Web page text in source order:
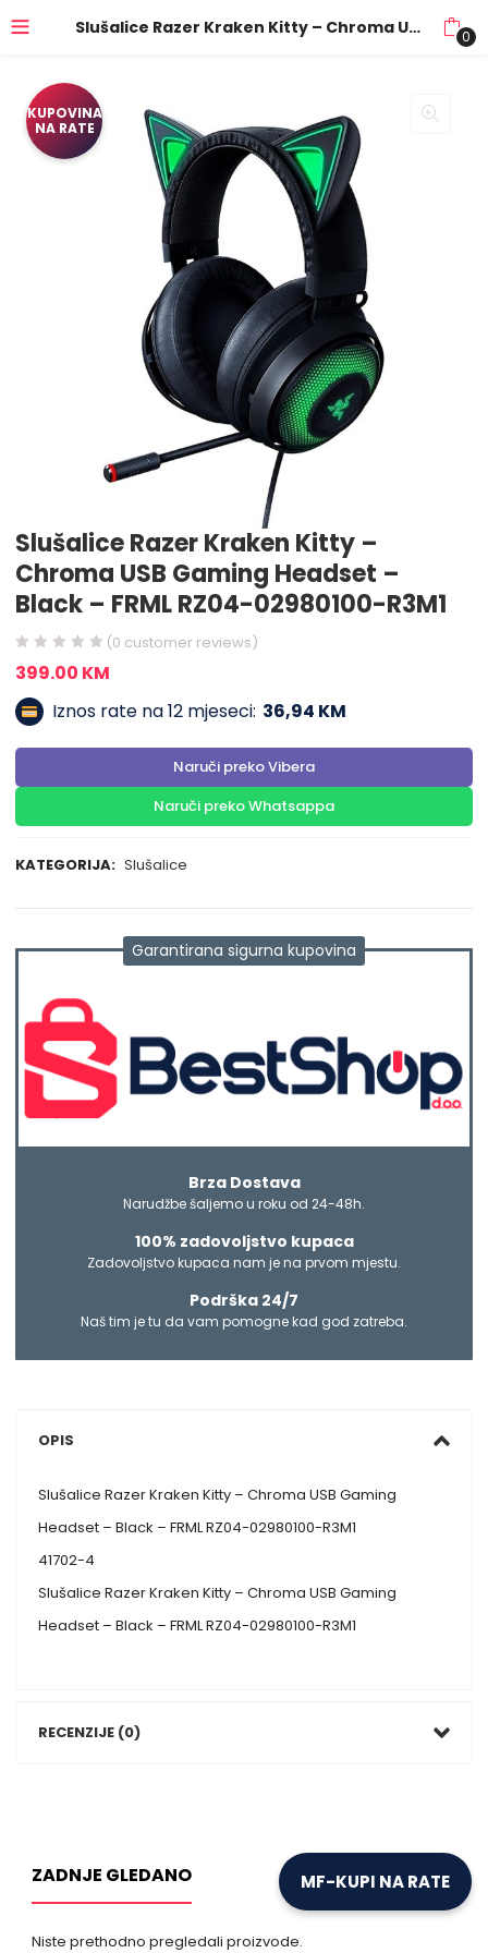
Slušalice Razer Kraken Kitty – Chroma USB Gaming Headset – Black – FRML RZ04-02980100-R3M1 0
KUPOVINA
NA RATE
Slušalice Razer Kraken Kitty –
Chroma USB Gaming Headset –
Black – FRML RZ04-02980100-R3M1
(0 customer reviews)
399.00 KM
Iznos rate na 12 mjeseci: 36,94 KM
Naruči preko Vibera
Naruči preko Whatsappa
KATEGORIJA: Slušalice
Garantirana sigurna kupovina
Brza Dostava
Narudžbe šaljemo u roku od 24-48h.
100% zadovoljstvo kupaca
Zadovoljstvo kupaca nam je na prvom mjestu.
Podrška 24/7
Naš tim je tu da vam pomogne kad god zatreba.
OPIS
Slušalice Razer Kraken Kitty – Chroma USB Gaming
Headset – Black – FRML RZ04-02980100-R3M1
41702-4
Slušalice Razer Kraken Kitty – Chroma USB Gaming
Headset – Black – FRML RZ04-02980100-R3M1
RECENZIJE (0)
ZADNJE GLEDANO
Niste prethodno pregledali proizvode.
MF-KUPI NA RATE